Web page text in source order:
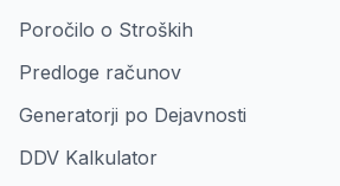
Poročilo o Stroških
Predloge računov
Generatorji po Dejavnosti
DDV Kalkulator